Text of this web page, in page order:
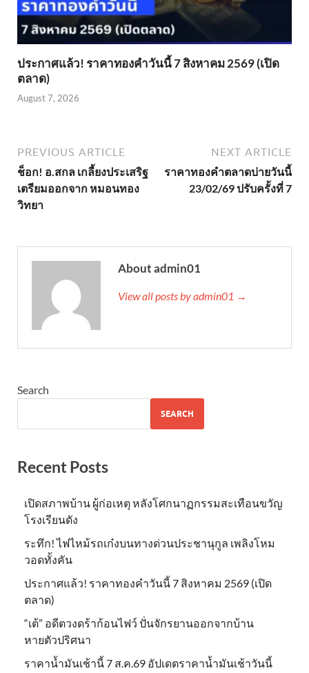
ประกาศแล้ว! ราคาทองคำวันนี้ 7 สิงหาคม 2569 (เปิด
ตลาด)
August 7, 2026
PREVIOUS ARTICLE
ช็อก! อ.สกล เกลี้ยงประเสริฐ
เตรียมออกจาก หมอนทอง
วิทยา
NEXT ARTICLE
ราคาทองคำตลาดบ่ายวันนี้
23/02/69 ปรับครั้งที่ 7
About admin01
View all posts by admin01 →
Search
SEARCH
Recent Posts
เปิดสภาพบ้าน ผู้ก่อเหตุ หลังโศกนาฏกรรมสะเทือนขวัญ
โรงเรียนดัง
ระทึก! ไฟไหม้รถเก๋งบนทางด่วนประชานุกูล เพลิงโหม
วอดทั้งคัน
ประกาศแล้ว! ราคาทองคำวันนี้ 7 สิงหาคม 2569 (เปิด
ตลาด)
“เต้” อดีตวงดร้าก้อนไฟว์ ปั่นจักรยานออกจากบ้าน
หายตัวปริศนา
ราคาน้ำมันเช้านี้ 7 ส.ค.69 อัปเดตราคาน้ำมันเช้าวันนี้